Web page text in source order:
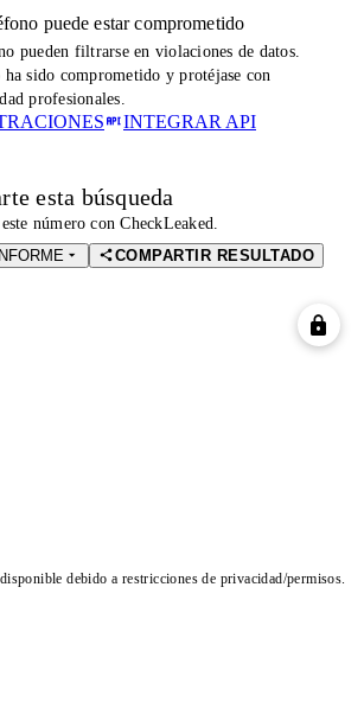
puede estar comprometido
pueden filtrarse en violaciones de datos.
sido comprometido y protéjase con
profesionales.
INTEGRAR API
esta búsqueda
número con CheckLeaked.
COMPARTIR RESULTADO
debido a restricciones de privacidad/permisos.